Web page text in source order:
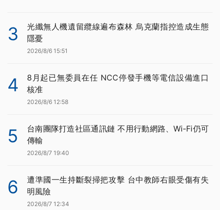
3
光纖無人機遺留纜線遍布森林 烏克蘭指控造成生態
隱憂
2026/8/6 15:51
4
8月起已無委員在任 NCC停發手機等電信設備進口
核准
2026/8/6 12:58
5
台南團隊打造社區通訊鏈 不用行動網路、Wi-Fi仍可
傳輸
2026/8/7 19:40
6
遭準國一生持斷裂掃把攻擊 台中教師右眼受傷有失
明風險
2026/8/7 12:34